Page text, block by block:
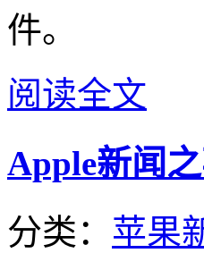
件。
阅读全文
Apple新闻
分类： 苹果